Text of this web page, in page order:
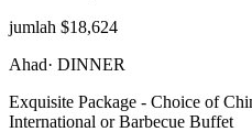
jumlah $18,624
Ahad· DINNER
Exquisite Package - Choice of
International or Barbecue Buffet